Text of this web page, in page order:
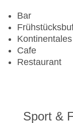
Bar
Cafe
Restaurant
Sport &